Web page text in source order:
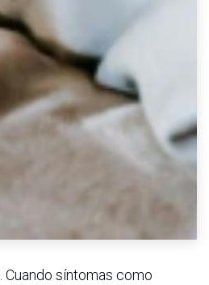
Cuando síntomas como